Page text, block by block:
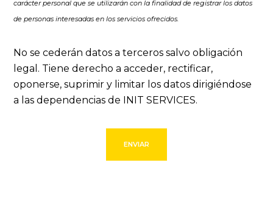
carácter personal que se utilizarán con la finalidad de registrar los datos
de personas interesadas en los servicios ofrecidos.
No se cederán datos a terceros salvo obligación
legal. Tiene derecho a acceder, rectificar,
oponerse, suprimir y limitar los datos dirigiéndose
a las dependencias de INIT SERVICES.